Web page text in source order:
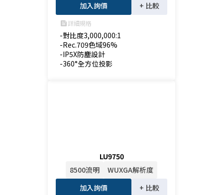
加入詢價
+ 比較
feed詳細規格
-對比度3,000,000:1
-Rec.709色域96%
-IP5X防塵設計
-360°全方位投影
LU9750
8500流明
WUXGA解析度
加入詢價
+ 比較